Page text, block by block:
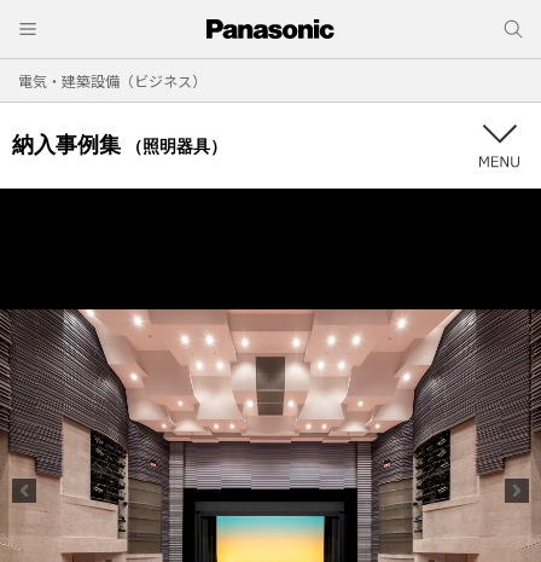
電気・建築設備（ビジネス）
納入事例集 （照明器具）